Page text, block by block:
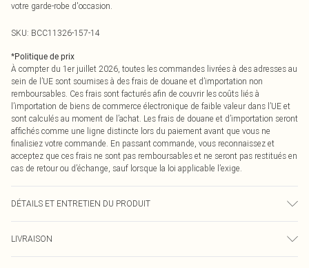
votre garde-robe d'occasion.
SKU: BCC11326-157-14
*Politique de prix
À compter du 1er juillet 2026, toutes les commandes livrées à des adresses au
sein de l’UE sont soumises à des frais de douane et d’importation non
remboursables. Ces frais sont facturés afin de couvrir les coûts liés à
l’importation de biens de commerce électronique de faible valeur dans l’UE et
sont calculés au moment de l’achat. Les frais de douane et d’importation seront
affichés comme une ligne distincte lors du paiement avant que vous ne
finalisiez votre commande. En passant commande, vous reconnaissez et
acceptez que ces frais ne sont pas remboursables et ne seront pas restitués en
cas de retour ou d’échange, sauf lorsque la loi applicable l’exige.
DÉTAILS ET ENTRETIEN DU PRODUIT
uniquement
LIVRAISON